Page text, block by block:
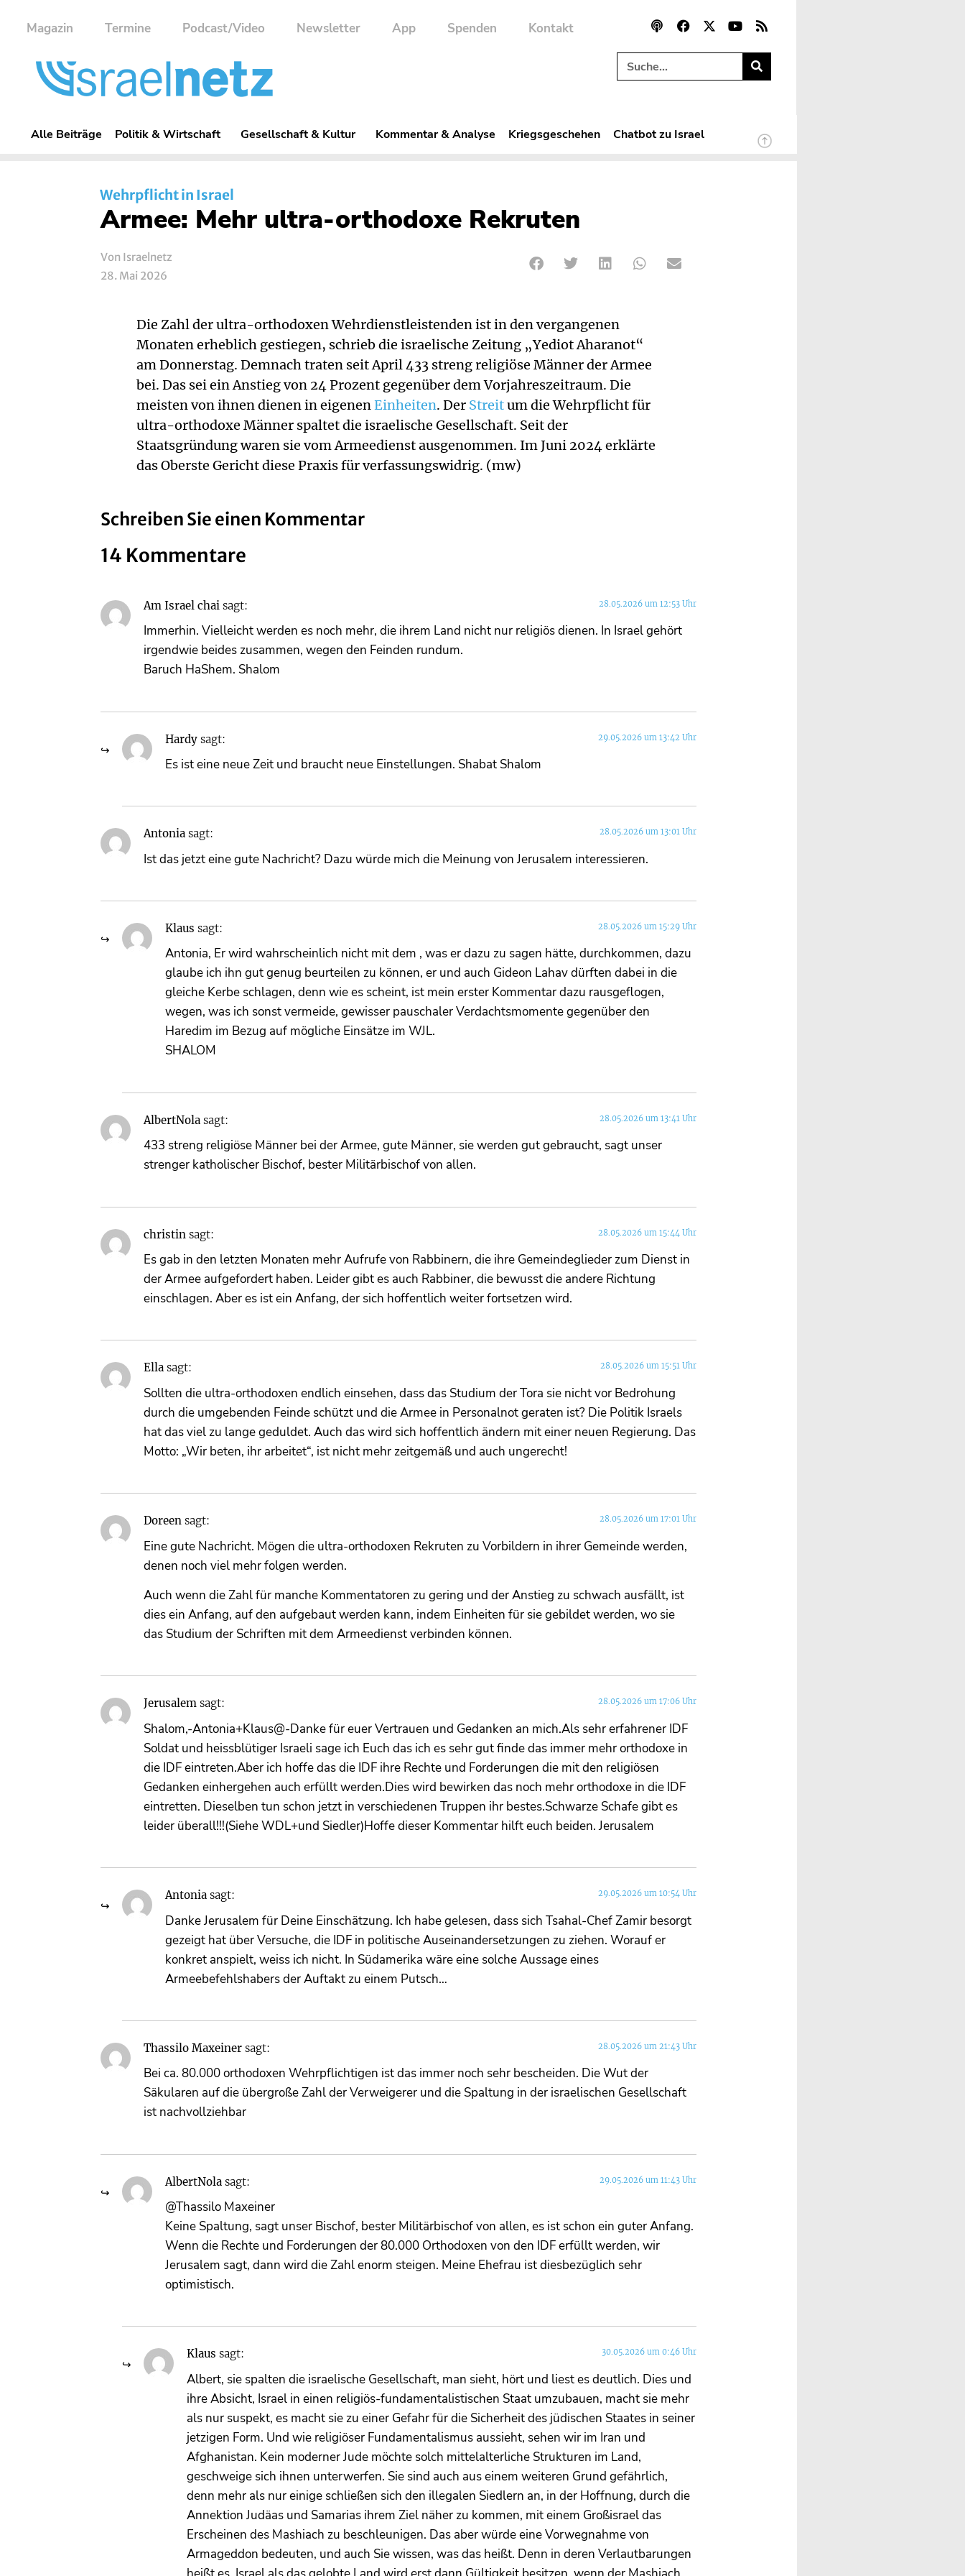
Magazin Termine Podcast/Video Newsletter App Spenden Kontakt
Alle Beiträge Politik & Wirtschaft Gesellschaft & Kultur Kommentar & Analyse Kriegsgeschehen Chatbot zu Israel
Wehrpflicht in Israel
Armee: Mehr ultra-orthodoxe Rekruten
Von Israelnetz
28. Mai 2026
Die Zahl der ultra-orthodoxen Wehrdienstleistenden ist in den vergangenen
Monaten erheblich gestiegen, schrieb die israelische Zeitung „Yediot Aharanot“
am Donnerstag. Demnach traten seit April 433 streng religiöse Männer der Armee
bei. Das sei ein Anstieg von 24 Prozent gegenüber dem Vorjahreszeitraum. Die
meisten von ihnen dienen in eigenenEinheiten. Der Streitum die Wehrpflicht für
ultra-orthodoxe Männer spaltet die israelische Gesellschaft. Seit der
Staatsgründung waren sie vom Armeedienst ausgenommen. Im Juni 2024 erklärte
das Oberste Gericht diese Praxis für verfassungswidrig. (mw)
Schreiben Sie einen Kommentar
14 Kommentare
Am Israel chai sagt: 28.05.2026 um 12:53 Uhr
Immerhin. Vielleicht werden es noch mehr, die ihrem Land nicht nur religiös dienen. In Israel gehört
irgendwie beides zusammen, wegen den Feinden rundum.
Baruch HaShem. Shalom
Hardy sagt: 29.05.2026 um 13:42 Uhr
Es ist eine neue Zeit und braucht neue Einstellungen. Shabat Shalom
Antonia sagt: 28.05.2026 um 13:01 Uhr
Ist das jetzt eine gute Nachricht? Dazu würde mich die Meinung von Jerusalem interessieren.
Klaus sagt: 28.05.2026 um 15:29 Uhr
Antonia, Er wird wahrscheinlich nicht mit dem , was er dazu zu sagen hätte, durchkommen, dazu
glaube ich ihn gut genug beurteilen zu können, er und auch Gideon Lahav dürften dabei in die
gleiche Kerbe schlagen, denn wie es scheint, ist mein erster Kommentar dazu rausgeflogen,
wegen, was ich sonst vermeide, gewisser pauschaler Verdachtsmomente gegenüber den
Haredim im Bezug auf mögliche Einsätze im WJL.
SHALOM
AlbertNola sagt: 28.05.2026 um 13:41 Uhr
433 streng religiöse Männer bei der Armee, gute Männer, sie werden gut gebraucht, sagt unser
strenger katholischer Bischof, bester Militärbischof von allen.
christin sagt: 28.05.2026 um 15:44 Uhr
Es gab in den letzten Monaten mehr Aufrufe von Rabbinern, die ihre Gemeindeglieder zum Dienst in
der Armee aufgefordert haben. Leider gibt es auch Rabbiner, die bewusst die andere Richtung
einschlagen. Aber es ist ein Anfang, der sich hoffentlich weiter fortsetzen wird.
Ella sagt: 28.05.2026 um 15:51 Uhr
Sollten die ultra-orthodoxen endlich einsehen, dass das Studium der Tora sie nicht vor Bedrohung
durch die umgebenden Feinde schützt und die Armee in Personalnot geraten ist? Die Politik Israels
hat das viel zu lange geduldet. Auch das wird sich hoffentlich ändern mit einer neuen Regierung. Das
Motto: „Wir beten, ihr arbeitet“, ist nicht mehr zeitgemäß und auch ungerecht!
Doreen sagt: 28.05.2026 um 17:01 Uhr
Eine gute Nachricht. Mögen die ultra-orthodoxen Rekruten zu Vorbildern in ihrer Gemeinde werden,
denen noch viel mehr folgen werden.
Auch wenn die Zahl für manche Kommentatoren zu gering und der Anstieg zu schwach ausfällt, ist
dies ein Anfang, auf den aufgebaut werden kann, indem Einheiten für sie gebildet werden, wo sie
das Studium der Schriften mit dem Armeedienst verbinden können.
Jerusalem sagt: 28.05.2026 um 17:06 Uhr
Shalom,-Antonia+Klaus@-Danke für euer Vertrauen und Gedanken an mich.Als sehr erfahrener IDF
Soldat und heissblütiger Israeli sage ich Euch das ich es sehr gut finde das immer mehr orthodoxe in
die IDF eintreten.Aber ich hoffe das die IDF ihre Rechte und Forderungen die mit den religiösen
Gedanken einhergehen auch erfüllt werden.Dies wird bewirken das noch mehr orthodoxe in die IDF
eintretten. Dieselben tun schon jetzt in verschiedenen Truppen ihr bestes.Schwarze Schafe gibt es
leider überall!!!(Siehe WDL+und Siedler)Hoffe dieser Kommentar hilft euch beiden. Jerusalem
Antonia sagt: 29.05.2026 um 10:54 Uhr
Danke Jerusalem für Deine Einschätzung. Ich habe gelesen, dass sich Tsahal-Chef Zamir besorgt
gezeigt hat über Versuche, die IDF in politische Auseinandersetzungen zu ziehen. Worauf er
konkret anspielt, weiss ich nicht. In Südamerika wäre eine solche Aussage eines
Armeebefehlshabers der Auftakt zu einem Putsch…
Thassilo Maxeiner sagt: 28.05.2026 um 21:43 Uhr
Bei ca. 80.000 orthodoxen Wehrpflichtigen ist das immer noch sehr bescheiden. Die Wut der
Säkularen auf die übergroße Zahl der Verweigerer und die Spaltung in der israelischen Gesellschaft
ist nachvollziehbar
AlbertNola sagt: 29.05.2026 um 11:43 Uhr
@Thassilo Maxeiner
Keine Spaltung, sagt unser Bischof, bester Militärbischof von allen, es ist schon ein guter Anfang.
Wenn die Rechte und Forderungen der 80.000 Orthodoxen von den IDF erfüllt werden, wir
Jerusalem sagt, dann wird die Zahl enorm steigen. Meine Ehefrau ist diesbezüglich sehr
optimistisch.
Klaus sagt: 30.05.2026 um 0:46 Uhr
Albert, sie spalten die israelische Gesellschaft, man sieht, hört und liest es deutlich. Dies und
ihre Absicht, Israel in einen religiös-fundamentalistischen Staat umzubauen, macht sie mehr
als nur suspekt, es macht sie zu einer Gefahr für die Sicherheit des jüdischen Staates in seiner
jetzigen Form. Und wie religiöser Fundamentalismus aussieht, sehen wir im Iran und
Afghanistan. Kein moderner Jude möchte solch mittelalterliche Strukturen im Land,
geschweige sich ihnen unterwerfen. Sie sind auch aus einem weiteren Grund gefährlich,
denn mehr als nur einige schließen sich den illegalen Siedlern an, in der Hoffnung, durch die
Annektion Judäas und Samarias ihrem Ziel näher zu kommen, mit einem Großisrael das
Erscheinen des Mashiach zu beschleunigen. Das aber würde eine Vorwegnahme von
Armageddon bedeuten, und auch Sie wissen, was das heißt. Denn in deren Verlautbarungen